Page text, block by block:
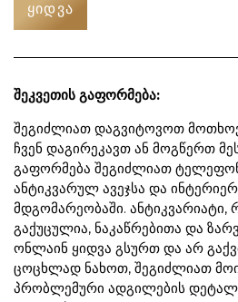
ᲧᲘᲓᲕᲐ
შეკვეთის გაფორმება:
შეგიძლიათ დაგვიტოვოთ
ჩვენ დაგირეკავთ ან მოგწერთ
გაფორმება შეგიძლიათ
ანტიკვარულ ავეჯსა და
მდგომარეობაში. ანტიკვარიატი,
გაქუცულია, ნაკაწრებითა და
ონლაინ ყიდვა გსურთ და არ
ცოცხლად ნახოთ, შეგიძლიათ
პრობლემური ადგილების